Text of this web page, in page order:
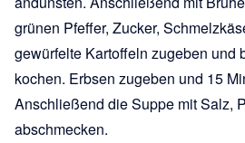
grünen Pfeffer, Zucker,
gewürfelte Kartoffeln zugeben und
kochen. Erbsen zugeben und 15
Anschließend die Suppe mit Salz,
abschmecken.